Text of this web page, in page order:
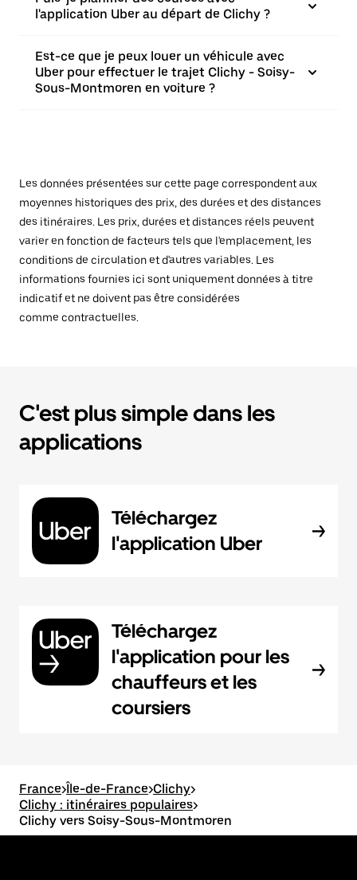
l'application Uber au départ de Clichy ?
Est-ce que je peux louer un véhicule avec
Uber pour effectuer le trajet Clichy - Soisy-
Sous-Montmoren en voiture ?
Les données présentées sur cette page correspondent aux
moyennes historiques des prix, des durées et des distances
des itinéraires. Les prix, durées et distances réels peuvent
varier en fonction de facteurs tels que l'emplacement, les
conditions de circulation et d'autres variables. Les
informations fournies ici sont uniquement données à titre
indicatif et ne doivent pas être considérées
comme contractuelles.
C'est plus simple dans les
applications
Téléchargez
l'application Uber
Téléchargez
l'application pour les
chauffeurs et les
coursiers
France>Île-de-France>Clichy>
Clichy : itinéraires populaires>
Clichy vers Soisy-Sous-Montmoren